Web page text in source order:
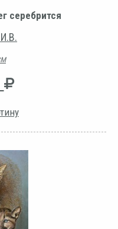
серебрится